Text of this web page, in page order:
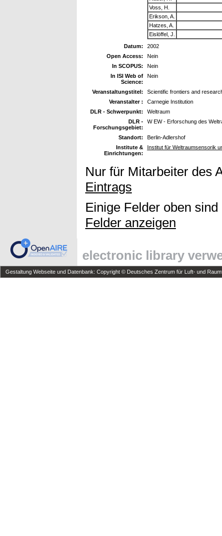
Voss, H.
Erikson, A.
Hatzes, A.
Eislöffel, J.
Datum:
2002
Open Access:
Nein
In SCOPUS:
Nein
In ISI Web of
Science:
Nein
Veranstaltungstitel:
Scientific frontiers and
Veranstalter :
Carnegie Institution
DLR - Schwerpunkt:
Weltraum
DLR -
Forschungsgebiet:
W EW - Erforschung des
Standort:
Berlin-Adlershof
Institute &
Einrichtungen:
Institut für Weltraumsensorik
Nur für Mitarbeiter des
Eintrags
Einige Felder oben
Felder anzeigen
electronic library
Gestaltung Webseite und Datenbank: Copyright © Deutsches Zentrum für Luft- und